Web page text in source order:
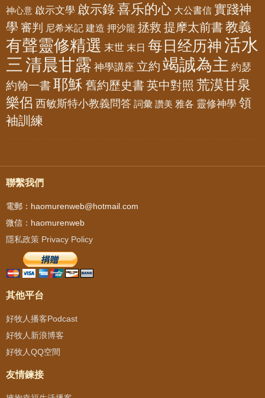
神心意 啟示文學 啟示錄喜乐的心 大公書信 實踐神
學 審判 尼希米記 建造 押沙龍 拯救 提摩太前書 教義
有聲靈修精選 末世 末日 每日经历神活水
三 清晨甘露 神學講座 立約 竭誠為主 約瑟
約翰一書耶穌 舊約歷史書 英中對照 荒漠甘泉
樂侶 西敏斯特小教義問答 詞彙 讚美 雅各 靈修神學 領
袖訓練
聯繫我們
電郵：haomurenweb@hotmail.com
微信：haomurenweb
隱私政策 Privacy Policy
其他平台
好牧人播客Podcast
好牧人新浪博客
好牧人QQ空間
友情鍊接